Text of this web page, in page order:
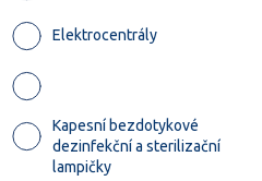
Elektrocentrály
Kapesní bezdotykové
dezinfekční a sterilizační
lampičky